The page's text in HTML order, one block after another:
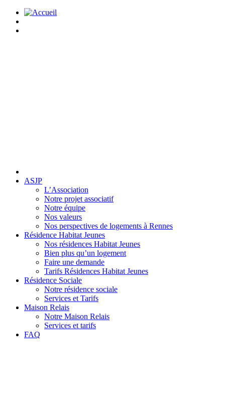
ASJP
L’Association
Notre projet associatif
Notre équipe
Nos valeurs
Nos perspectives de logements à Rennes
Résidence Habitat Jeunes
Nos résidences Habitat Jeunes
Bien plus qu’un logement
Faire une demande
Tarifs Résidences Habitat Jeunes
Résidence Sociale
Notre résidence sociale
Services et Tarifs
Maison Relais
Notre Maison Relais
Services et tarifs
FAQ